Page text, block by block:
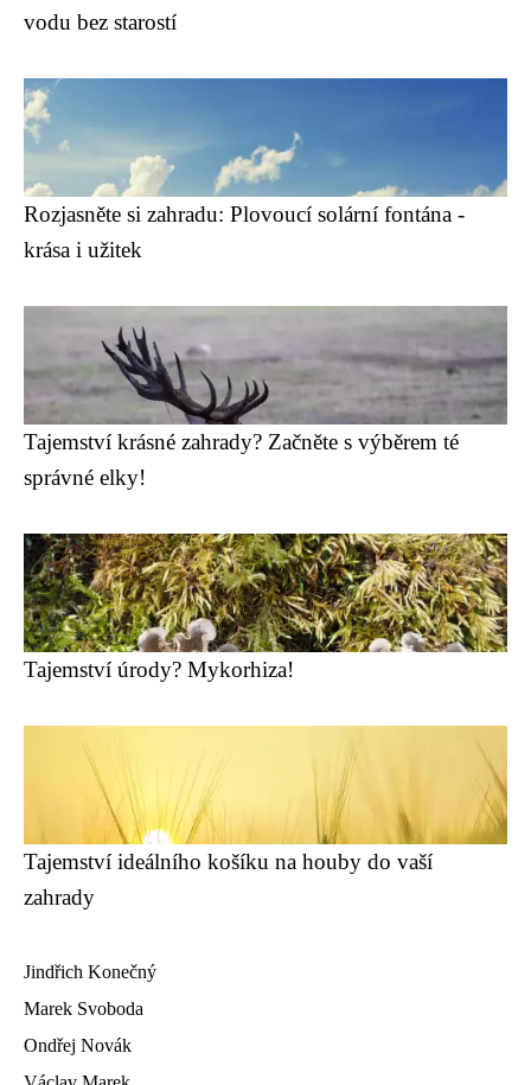
vodu bez starostí
Rozjasněte si zahradu: Plovoucí solární fontána -
krása i užitek
Tajemství krásné zahrady? Začněte s výběrem té
správné elky!
Tajemství úrody? Mykorhiza!
Tajemství ideálního košíku na houby do vaší
zahrady
Jindřich Konečný
Marek Svoboda
Ondřej Novák